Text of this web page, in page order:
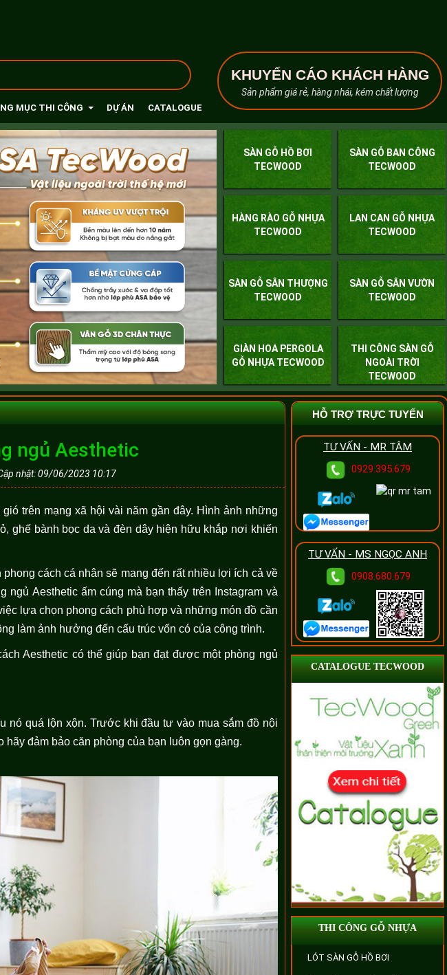
MỤC THI CÔNG DỰ ÁN CATALOGUE
KHUYẾN CÁO KHÁCH HÀNG
Sản phẩm giá rẻ, hàng nhái, kém chất lượng
SÀN GỖ HỒ BƠI
TECWOOD
SÀN GỖ BAN CÔNG
TECWOOD
HÀNG RÀO GỖ NHỰA
TECWOOD
LAN CAN GỖ NHỰA
TECWOOD
SÀN GỖ SÂN THƯỢNG
TECWOOD
SÀN GỖ SÂN VƯỜN
TECWOOD
GIÀN HOA PERGOLA
GỖ NHỰA TECWOOD
THI CÔNG SÀN GỖ
NGOÀI TRỜI
TECWOOD
ngủ Aesthetic
nhật: 09/06/2023 10:17
trên mạng xã hội vài năm gần đây. Hình ảnh những
ghế bành bọc da và đèn dây hiện hữu khắp nơi khiến
cách cá nhân sẽ mang đến rất nhiều lợi ích cả về
Aesthetic ấm cúng mà bạn thấy trên Instagram và
lựa chọn phong cách phù hợp và những món đồ cần
làm ảnh hưởng đến cấu trúc vốn có của công trình.
Aesthetic có thể giúp bạn đạt được một phòng ngủ
nó quá lộn xộn. Trước khi đầu tư vào mua sắm đồ nội
đảm bảo căn phòng của bạn luôn gọn gàng.
HỖ TRỢ TRỰC TUYẾN
TƯ VẤN - MR TÂM
0929.395.679
TƯ VẤN - MS NGỌC ANH
0908.680.679
CATALOGUE TECWOOD
THI CÔNG GỖ NHỰA
LÓT SÀN GỖ HỒ BƠI